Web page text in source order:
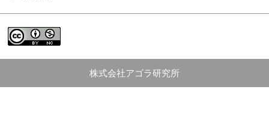
株式会社アゴラ研究所